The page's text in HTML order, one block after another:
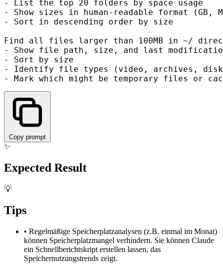
- List the top 20 folders by space usage
- Show sizes in human-readable format (GB,
- Sort in descending order by size
Find all files larger than 100MB in ~/
- Show file path, size, and last
- Sort by size
- Identify file types (video, archives, disk
Copy prompt
✨
Expected Result
💡
Tips
• Regelmäßige Speicherplatzanalysen (z.B. einmal im Monat)
können Speicherplatzmangel verhindern. Sie können Claude
ein Schnellberichtskript erstellen lassen, das
Speichernutzungstrends zeigt.